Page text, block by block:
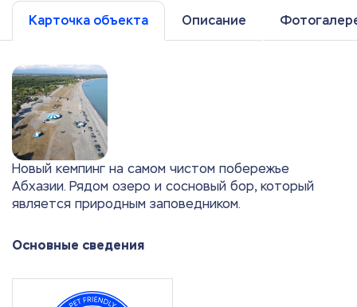
Карточка объекта Описание
Новый кемпинг на самом чистом побережье
Абхазии. Рядом озеро и сосновый бор, который
является природным заповедником.
Основные сведения